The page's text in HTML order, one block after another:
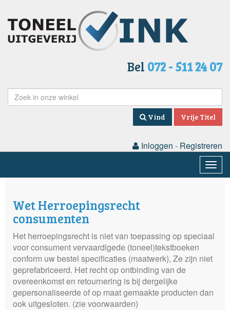
Bel 072 - 511 24 07
Vind Vrije Titel
Inloggen - Registreren
Wet Herroepingsrecht
consumenten
Het herroepingsrecht is niet van toepassing op speciaal
voor consument vervaardigede (toneel)tekstboeken
conform uw bestel specificaties (maatwerk), Ze zijn niet
geprefabriceerd. Het recht op ontbinding van de
overeenkomst en retournering is bij dergelijke
gepersonaliseerde of op maat gemaakte producten dan
ook uitgesloten. (zie voorwaarden)